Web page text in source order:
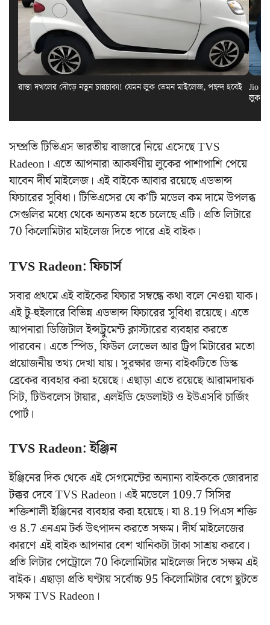
রাস্তা দখলের দৌড়ে নতুন চারচাকা! যেমন লুক তেমন মাইলেজ, পছন্দ হবেই Jio
লুক
সম্প্রতি টিভিএস ভারতীয় বাজারে নিয়ে এসেছে TVS
Radeon। এতে আপনারা আকর্ষণীয় লুকের পাশাপাশি পেয়ে
যাবেন দীর্ঘ মাইলেজ। এই বাইকে আবার রয়েছে এডভান্স
ফিচারের সুবিধা। টিভিএসের যে ক’টি মডেল কম দামে উপলব্ধ
সেগুলির মধ্যে থেকে অন্যতম হতে চলেছে এটি। প্রতি লিটারে
70 কিলোমিটার মাইলেজ দিতে পারে এই বাইক।
TVS Radeon: ফিচার্স
সবার প্রথমে এই বাইকের ফিচার সম্বন্ধে কথা বলে নেওয়া যাক।
এই টু-হুইলারে বিভিন্ন এডভান্স ফিচারের সুবিধা রয়েছে। এতে
আপনারা ডিজিটাল ইন্সট্রুমেন্ট ক্লাস্টারের ব্যবহার করতে
পারবেন। এতে স্পিড, ফিউল লেভেল আর ট্রিপ মিটারের মতো
প্রয়োজনীয় তথ্য দেখা যায়। সুরক্ষার জন্য বাইকটিতে ডিস্ক
ব্রেকের ব্যবহার করা হয়েছে। এছাড়া এতে রয়েছে আরামদায়ক
সিট, টিউবলেস টায়ার, এলইডি হেডলাইট ও ইউএসবি চার্জিং
পোর্ট।
TVS Radeon: ইঞ্জিন
ইঞ্জিনের দিক থেকে এই সেগমেন্টের অন্যান্য বাইককে জোরদার
টক্কর দেবে TVS Radeon। এই মডেলে 109.7 সিসির
শক্তিশালী ইঞ্জিনের ব্যবহার করা হয়েছে। যা 8.19 পিএস শক্তি
ও 8.7 এনএম টর্ক উৎপাদন করতে সক্ষম। দীর্ঘ মাইলেজের
কারণে এই বাইক আপনার বেশ খানিকটা টাকা সাশ্রয় করবে।
প্রতি লিটার পেট্রোলে 70 কিলোমিটার মাইলেজ দিতে সক্ষম এই
বাইক। এছাড়া প্রতি ঘণ্টায় সর্বোচ্চ 95 কিলোমিটার বেগে ছুটতে
সক্ষম TVS Radeon।